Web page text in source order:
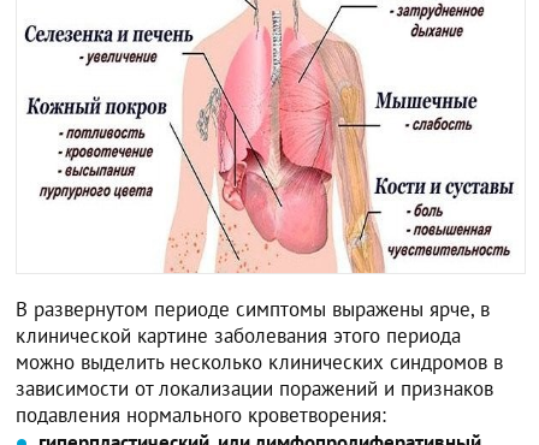
В развернутом периоде симптомы выражены ярче, в
клинической картине заболевания этого периода
можно выделить несколько клинических синдромов в
зависимости от локализации поражений и признаков
подавления нормального кроветворения: